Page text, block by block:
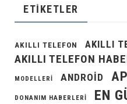
ETIKETLER
AKILLI TELEFON AKILLI
AKILLI TELEFON
MODELLERI ANDROID
DONANIM HABERLERI EN